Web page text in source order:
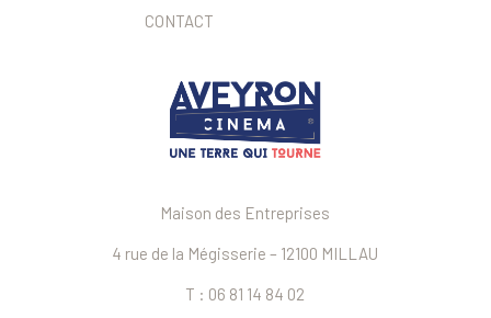
CONTACT
Maison des Entreprises
4 rue de la Mégisserie – 12100 MILLAU
T : 06 81 14 84 02